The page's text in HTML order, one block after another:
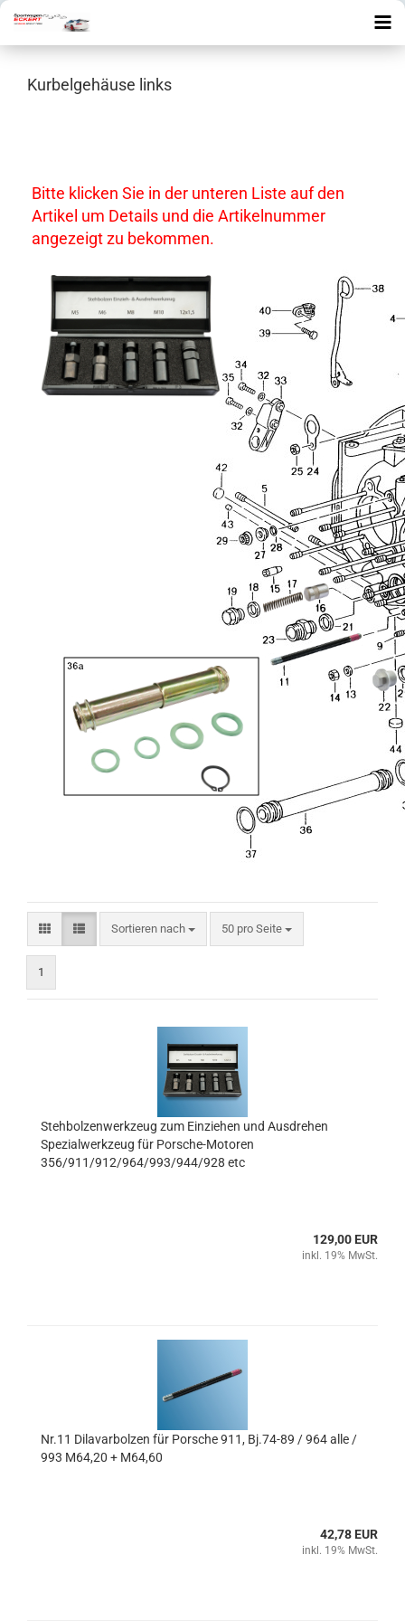
Kurbelgehäuse links
Bitte klicken Sie in der unteren Liste auf den
Artikel um Details und die Artikelnummer
angezeigt zu bekommen.
Sortieren nach
Sortieren nach 50 pro Seite
pro Seite
1
Stehbolzenwerkzeug zum Einziehen und Ausdrehen
Spezialwerkzeug für Porsche-Motoren
356/911/912/964/993/944/928 etc
129,00 EUR
inkl. 19% MwSt.
Nr.11 Dilavarbolzen für Porsche 911, Bj.74-89 / 964 alle /
993 M64,20 + M64,60
42,78 EUR
inkl. 19% MwSt.